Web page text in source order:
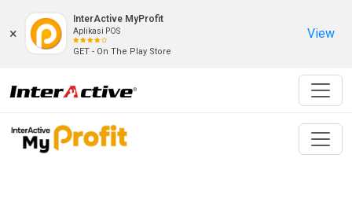
×
InterActive MyProfit
Aplikasi POS
GET - On The Play Store
View